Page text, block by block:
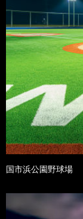
国市浜公園野球場